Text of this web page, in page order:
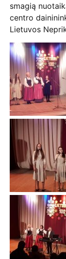
smagią
centro
Lietuvos